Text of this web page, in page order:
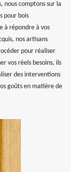
nous comptons sur la
pour bois
à répondre à vos
nos artisans
pour réaliser
vos réels besoins, ils
des interventions
goûts en matière de